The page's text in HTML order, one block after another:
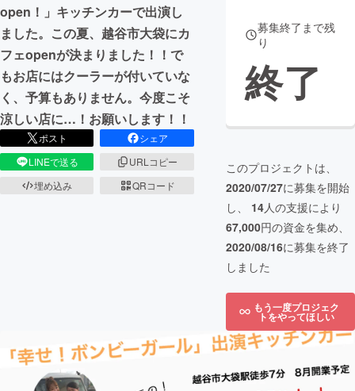
open！」キッチンカーで出演し
ました。この夏、越谷市大袋にカ
フェopenが決まりました！！で
もお店にはクーラーが付いていな
く、予算もありません。今度こそ
涼しい店に…！お願いします！！
ポスト
シェア
LINEで送る
URLコピー
埋め込み
QRコード
募集終了まで残
り
終了
このプロジェクトは、
2020/07/27に募集を開始
し、 14人の支援により
67,000円の資金を集め、
2020/08/16に募集を終了
しました
もう一度プロジェク
トをやってほしい